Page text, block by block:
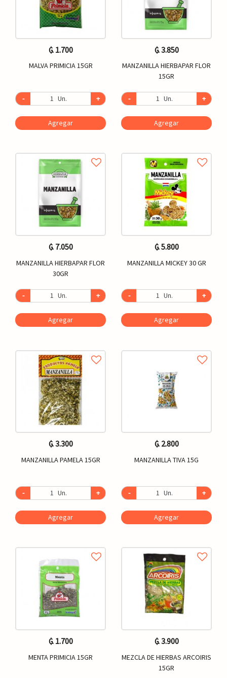
₲. 1.700
MALVA PRIMICIA 15GR
- Un. +
Agregar
₲. 3.850
MANZANILLA HIERBAPAR FLOR
15GR
- Un. +
Agregar
₲. 7.050
MANZANILLA HIERBAPAR FLOR
30GR
- Un. +
Agregar
₲. 5.800
MANZANILLA MICKEY 30 GR
- Un. +
Agregar
₲. 3.300
MANZANILLA PAMELA 15GR
- Un. +
Agregar
₲. 2.800
MANZANILLA TIVA 15G
- Un. +
Agregar
₲. 1.700
MENTA PRIMICIA 15GR
₲. 3.900
MEZCLA DE HIERBAS ARCOIRIS
15GR